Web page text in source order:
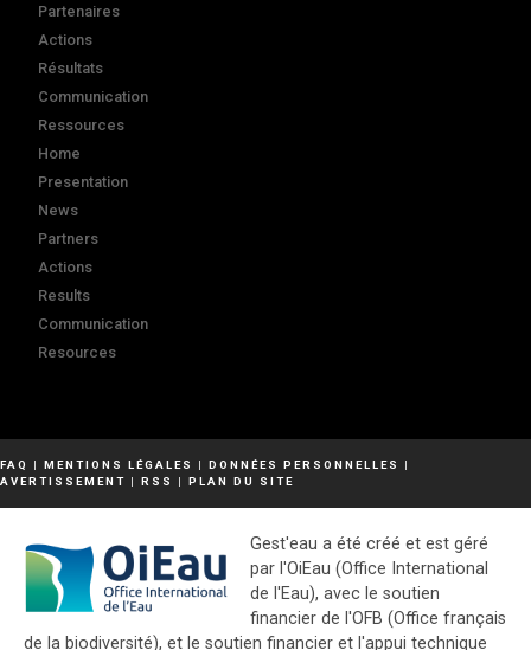
Partenaires
Actions
Résultats
Communication
Ressources
Home
Presentation
News
Partners
Actions
Results
Communication
Resources
FAQ | MENTIONS LÉGALES | DONNÉES PERSONNELLES
|
AVERTISSEMENT | RSS | PLAN DU SITE
Gest'eau a été créé et est géré
par l'OiEau (Office International
de l'Eau), avec le soutien
financier de l'OFB (Office français
de la biodiversité), et le soutien financier et l'appui technique